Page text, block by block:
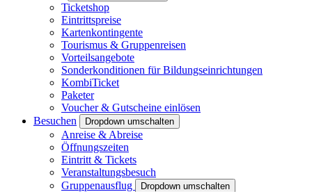
Ticketshop
Eintrittspreise
Kartenkontingente
Tourismus & Gruppenreisen
Vorteilsangebote
Sonderkonditionen für Bildungseinrichtungen
KombiTicket
Paketer
Voucher & Gutscheine einlösen
Besuchen
Dropdown umschalten
Anreise & Abreise
Öffnungszeiten
Eintritt & Tickets
Veranstaltungsbesuch
Gruppenausflug
Dropdown umschalten